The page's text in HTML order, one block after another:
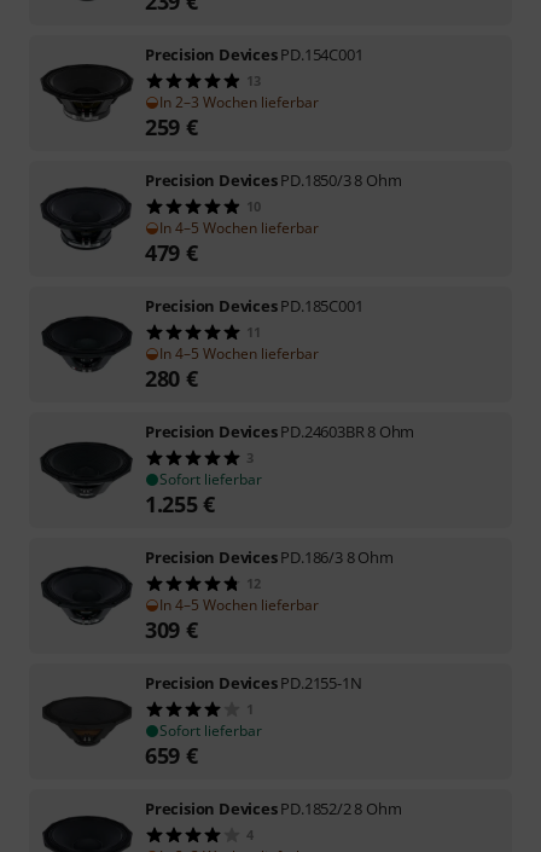
Precision DevicesPD.154C001
13
In 2–3 Wochen lieferbar
259 €
Precision DevicesPD.1850/3 8 Ohm
10
In 4–5 Wochen lieferbar
479 €
Precision DevicesPD.185C001
11
In 4–5 Wochen lieferbar
280 €
Precision DevicesPD.24603BR 8 Ohm
3
Sofort lieferbar
1.255€
Precision DevicesPD.186/3 8 Ohm
12
In 4–5 Wochen lieferbar
309 €
Precision DevicesPD.2155-1N
1
Sofort lieferbar
659 €
Precision DevicesPD.1852/2 8 Ohm
4